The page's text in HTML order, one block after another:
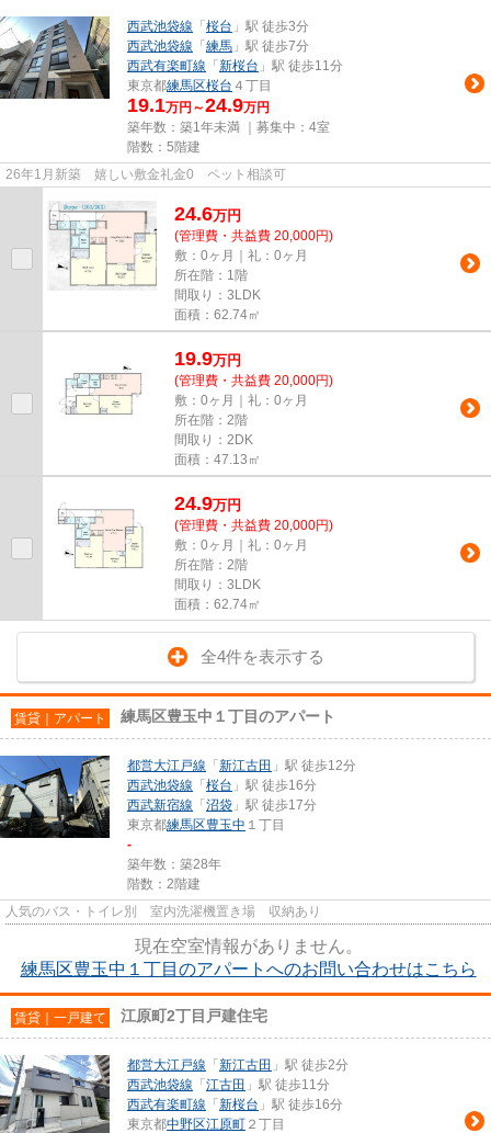
西武池袋線 「 桜台 」駅 徒歩3分
西武池袋線 「 練馬 」駅 徒歩7分
西武有楽町線 「 新桜台 」駅 徒歩11分
東京都練馬区桜台 ４丁目
19.1万円～24.9万円
築年数：築1年未満 ｜募集中： 4室
階数：5階建
26年1月新築 嬉しい敷金礼金0 ペット相談可
24.6万円
(管理費・共益費 20,000円)
敷：0ヶ月｜礼：0ヶ月
所在階：1階
間取り：3LDK
面積：62.74㎡
19.9万円
(管理費・共益費 20,000円)
敷：0ヶ月｜礼：0ヶ月
所在階：2階
間取り：2DK
面積：47.13㎡
24.9万円
(管理費・共益費 20,000円)
敷：0ヶ月｜礼：0ヶ月
所在階：2階
間取り：3LDK
面積：62.74㎡
全4件を表示する
賃貸｜アパート 練馬区豊玉中１丁目のアパート
都営大江戸線 「 新江古田 」駅 徒歩12分
西武池袋線 「 桜台 」駅 徒歩16分
西武新宿線 「 沼袋 」駅 徒歩17分
東京都練馬区豊玉中 １丁目
-
築年数：築28年
階数：2階建
人気のバス・トイレ別 室内洗濯機置き場 収納あり
現在空室情報がありません。
練馬区豊玉中１丁目のアパートへのお問い合わせはこちら
賃貸｜一戸建て 江原町2丁目戸建住宅
都営大江戸線 「 新江古田 」駅 徒歩2分
西武池袋線 「 江古田 」駅 徒歩11分
西武有楽町線 「 新桜台 」駅 徒歩16分
東京都中野区江原町 ２丁目